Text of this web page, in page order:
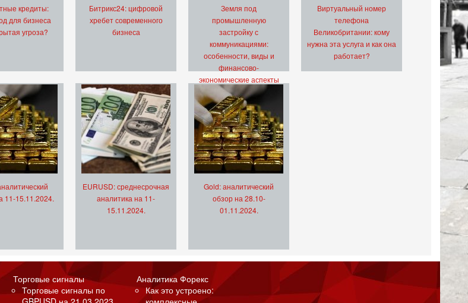
кредиты:
для бизнеса
угроза?
Битрикс24: цифровой
хребет современного
бизнеса
Земля под
промышленную
застройку с
коммуникациями:
особенности, виды и
финансово-
экономические аспекты
Виртуальный номер
телефона
Великобритании: кому
нужна эта услуга и как она
работает?
11-15.11.2024.
EURUSD: среднесрочная
аналитика на 11-
15.11.2024.
Gold: аналитический
обзор на 28.10-
01.11.2024.
Торговые сигналы
Торговые сигналы по
Аналитика Форекс
Как это устроено: